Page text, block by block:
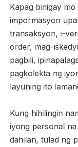
Kapag binigay
impormasyon
transaksyon, i-
order, mag-
pagbili,
pagkolekta ng
layuning ito
Kung hihilingin
iyong personal
dahilan, tulad ng